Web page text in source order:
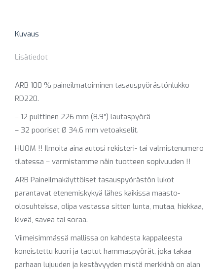
Kuvaus
Lisätiedot
ARB 100 % paineilmatoiminen tasauspyörästönlukko
RD220.
– 12 pulttinen 226 mm (8.9″) lautaspyörä
– 32 pooriset Ø 34.6 mm vetoakselit.
HUOM !! Ilmoita aina autosi rekisteri- tai valmistenumero
tilatessa – varmistamme näin tuotteen sopivuuden !!
ARB Paineilmakäyttöiset tasauspyörästön lukot
parantavat etenemiskykyä lähes kaikissa maasto-
olosuhteissa, olipa vastassa sitten lunta, mutaa, hiekkaa,
kiveä, savea tai soraa.
Viimeisimmässä mallissa on kahdesta kappaleesta
koneistettu kuori ja taotut hammaspyörät, joka takaa
parhaan lujuuden ja kestävyyden mistä merkkinä on alan